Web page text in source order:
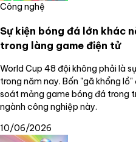
Công nghệ
Sự kiện bóng đá lớn khác
trong làng game điện tử
World Cup 48 đội không phải là
trong năm nay. Bốn "gã khổng
soát mảng game bóng đá trong
ngành công nghiệp này.
10/06/2026